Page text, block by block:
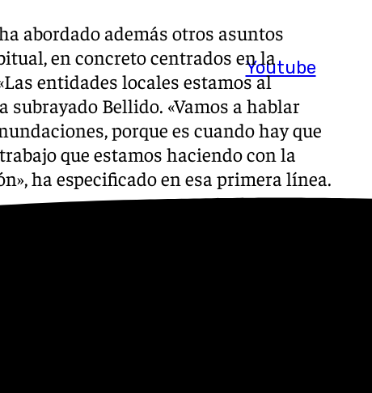
Youtube
abordado además otros asuntos
en concreto centrados en la
entidades locales estamos al
subrayado Bellido. «Vamos a hablar
porque es cuando hay que
que estamos haciendo con la
ha especificado en esa primera línea.
que hoy venimos a reforzar para que
sus ayuntamientos, estén lo
el riesgo que tenemos de inundaciones,
borrascas, en lo que podamos estarlo»,